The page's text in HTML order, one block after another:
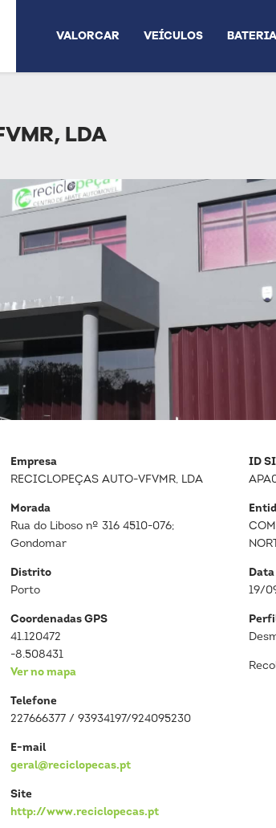
VALORCAR VEÍCULOS
LDA
Empresa
RECICLOPEÇAS AUTO-VFVMR, LDA
Morada
Rua do Liboso nº 316 4510-076;
Gondomar
Distrito
Porto
Coordenadas GPS
41.120472
-8.508431
Ver no mapa
Telefone
227666377 / 93934197/924095230
E-mail
geral@reciclopecas.pt
Site
http://www.reciclopecas.pt
ID
Data
19/